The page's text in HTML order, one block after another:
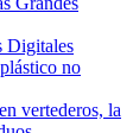
Digitales
no
vertederos, la